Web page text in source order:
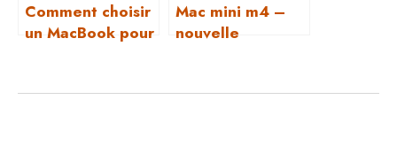
Comment choisir
un MacBook pour
Mac mini m4 –
nouvelle